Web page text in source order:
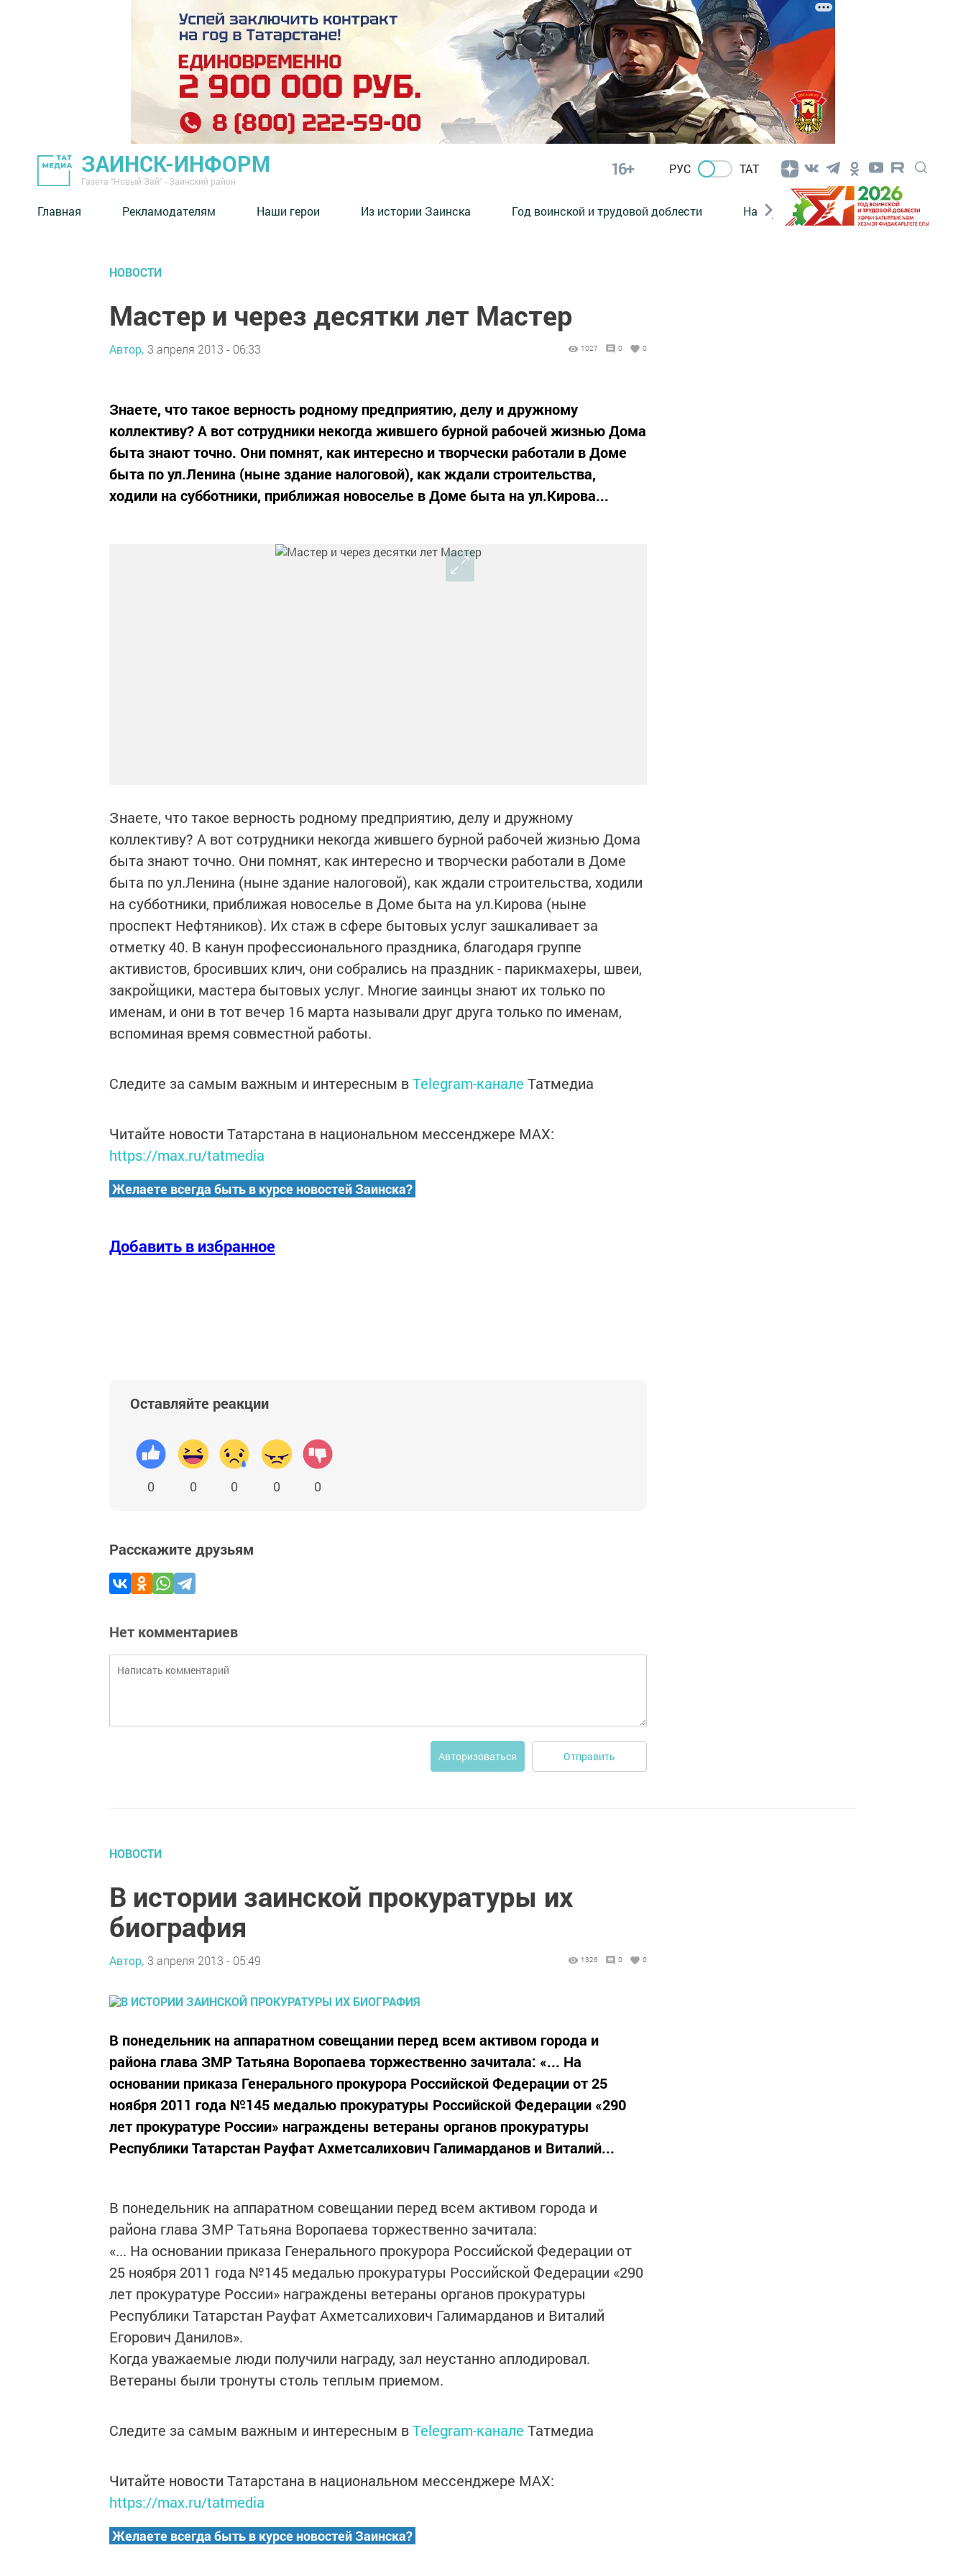
ЗАИНСК-ИНФОРМ
Газета "Новый Зай" - Заинский район
16+ РУС ТАТ
Главная Рекламодателям Наши герои Из истории Заинска Год воинской и трудовой доблести Нацпроекты Поколение будущего
НОВОСТИ
Мастер и через десятки лет Мастер
Автор, 3 апреля 2013 - 06:33 1027 0 0
Знаете, что такое верность родному предприятию, делу и дружному
коллективу? А вот сотрудники некогда жившего бурной рабочей жизнью Дома
быта знают точно. Они помнят, как интересно и творчески работали в Доме
быта по ул.Ленина (ныне здание налоговой), как ждали строительства,
ходили на субботники, приближая новоселье в Доме быта на ул.Кирова...
Знаете, что такое верность родному предприятию, делу и дружному
коллективу? А вот сотрудники некогда жившего бурной рабочей жизнью Дома
быта знают точно. Они помнят, как интересно и творчески работали в Доме
быта по ул.Ленина (ныне здание налоговой), как ждали строительства, ходили
на субботники, приближая новоселье в Доме быта на ул.Кирова (ныне
проспект Нефтяников). Их стаж в сфере бытовых услуг зашкаливает за
отметку 40. В канун профессионального праздника, благодаря группе
активистов, бросивших клич, они собрались на праздник - парикмахеры, швеи,
закройщики, мастера бытовых услуг. Многие заинцы знают их только по
именам, и они в тот вечер 16 марта называли друг друга только по именам,
вспоминая время совместной работы.
Следите за самым важным и интересным вTelegram-канале Татмедиа
Читайте новости Татарстана в национальном мессенджере MАХ:
https://max.ru/tatmedia
Желаете всегда быть в курсе новостей Заинска?
Добавить в избранное
Оставляйте реакции
0 0 0 0 0
Расскажите друзьям
Нет комментариев
Авторизоваться Отправить
НОВОСТИ
В истории заинской прокуратуры их
биография
Автор, 3 апреля 2013 - 05:49 1326 0 0
В понедельник на аппаратном совещании перед всем активом города и
района глава ЗМР Татьяна Воропаева торжественно зачитала: «... На
основании приказа Генерального прокурора Российской Федерации от 25
ноября 2011 года №145 медалью прокуратуры Российской Федерации «290
лет прокуратуре России» награждены ветераны органов прокуратуры
Республики Татарстан Рауфат Ахметсалихович Галимарданов и Виталий...
В понедельник на аппаратном совещании перед всем активом города и
района глава ЗМР Татьяна Воропаева торжественно зачитала:
«... На основании приказа Генерального прокурора Российской Федерации от
25 ноября 2011 года №145 медалью прокуратуры Российской Федерации «290
лет прокуратуре России» награждены ветераны органов прокуратуры
Республики Татарстан Рауфат Ахметсалихович Галимарданов и Виталий
Егорович Данилов».
Когда уважаемые люди получили награду, зал неустанно аплодировал.
Ветераны были тронуты столь теплым приемом.
Следите за самым важным и интересным вTelegram-канале Татмедиа
Читайте новости Татарстана в национальном мессенджере MАХ:
https://max.ru/tatmedia
Желаете всегда быть в курсе новостей Заинска?